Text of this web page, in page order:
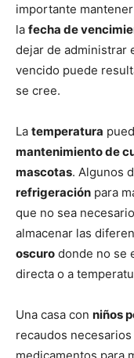
importante
la fecha de
dejar de administrar
vencido puede
se cree.
La temperatura
mantenimiento de
mascotas. Algunos
refrigeración para
que no sea
almacenar las
oscuro donde no se
directa o a
Una casa con niños
recaudos